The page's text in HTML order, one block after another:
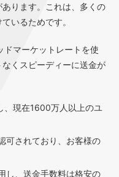
ります。これは、多くの
いるためです。
ドマーケットレートを使
くスピーディーに送金が
、現在1600万人以上のユ
可されており、お客様の
し、送金手数料は格安の